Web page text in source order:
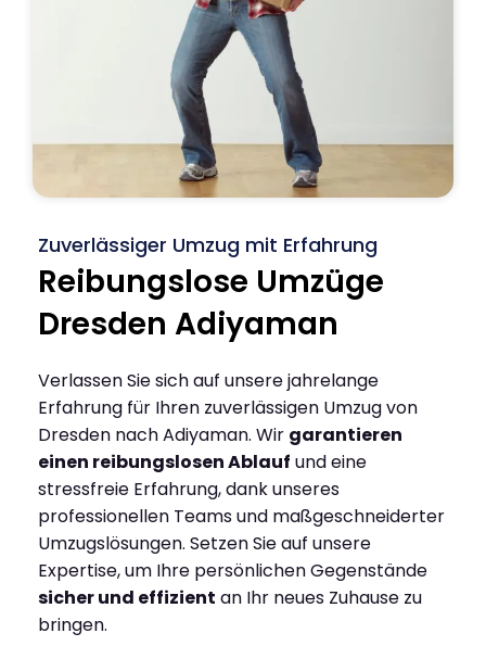
Zuverlässiger Umzug mit Erfahrung
Reibungslose Umzüge
Dresden Adiyaman
Verlassen Sie sich auf unsere jahrelange
Erfahrung für Ihren zuverlässigen Umzug von
Dresden nach Adiyaman. Wir garantieren
einen reibungslosen Ablauf und eine
stressfreie Erfahrung, dank unseres
professionellen Teams und maßgeschneiderter
Umzugslösungen. Setzen Sie auf unsere
Expertise, um Ihre persönlichen Gegenstände
sicher und effizient an Ihr neues Zuhause zu
bringen.